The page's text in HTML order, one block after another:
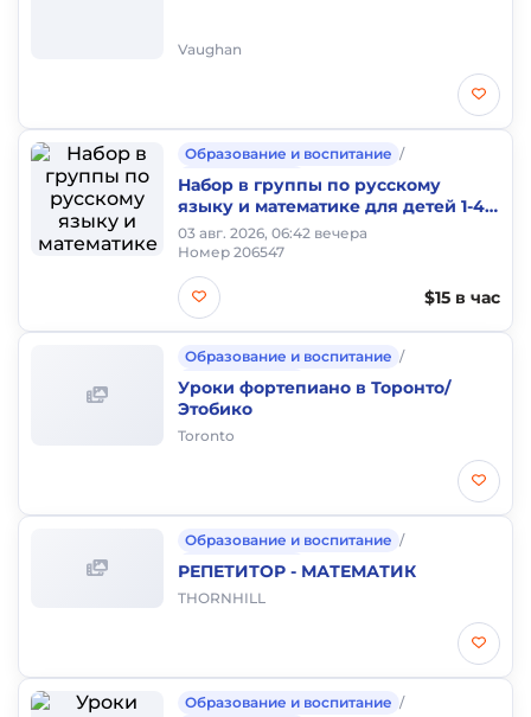
Vaughan
Образование и воспитание /
Частные уроки
Набор в группы по русскому
языку и математике для детей 1-4
классов!
03 авг. 2026, 06:42 вечера
Номер 206547
$15 в час
Образование и воспитание /
Частные уроки
Уроки фортепиано в Торонто/
Этобико
Toronto
Образование и воспитание /
Частные уроки
РЕПЕТИТОР - МАТЕМАТИК
THORNHILL
Образование и воспитание /